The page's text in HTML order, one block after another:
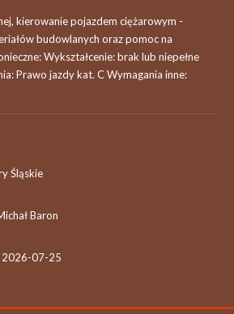
kierowanie pojazdem ciężarowym -
budowlanych oraz pomoc na
Wykształcenie: brak lub niepełne
Prawo jazdy kat. C Wymagania inne:
Śląskie
Baron
2026-07-25